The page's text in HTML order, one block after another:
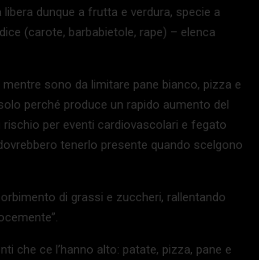
dunque a frutta e verdura, specie a
(carote, barbabietole, rape) – elenca
sono da limitare pane bianco, pizza e
perché produce un rapido aumento del
per eventi cardiovascolari e fegato
tenerlo presente quando scelgono
di grassi e zuccheri, rallentando
che ce l’hanno alto: patate, pizza, pane e